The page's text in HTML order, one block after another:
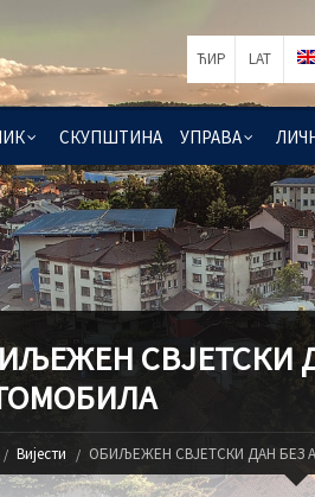
СКУПШТИНА УПРАВА
ЋИР LAT
СВЈЕТСКИ
Вијести ОБИЉЕЖЕН СВЈЕТСКИ ДАН БЕЗ